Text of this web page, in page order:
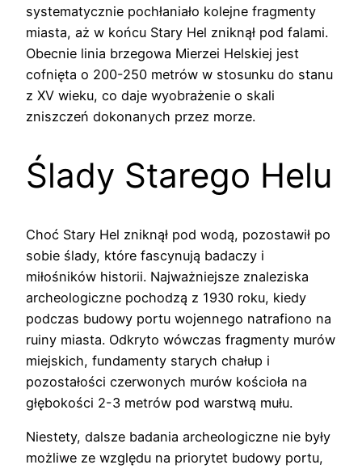
systematycznie pochłaniało kolejne fragmenty
miasta, aż w końcu Stary Hel zniknął pod falami.
Obecnie linia brzegowa Mierzei Helskiej jest
cofnięta o 200-250 metrów w stosunku do stanu
z XV wieku, co daje wyobrażenie o skali
zniszczeń dokonanych przez morze.
Ślady Starego Helu
Choć Stary Hel zniknął pod wodą, pozostawił po
sobie ślady, które fascynują badaczy i
miłośników historii. Najważniejsze znaleziska
archeologiczne pochodzą z 1930 roku, kiedy
podczas budowy portu wojennego natrafiono na
ruiny miasta. Odkryto wówczas fragmenty murów
miejskich, fundamenty starych chałup i
pozostałości czerwonych murów kościoła na
głębokości 2-3 metrów pod warstwą mułu.
Niestety, dalsze badania archeologiczne nie były
możliwe ze względu na priorytet budowy portu,